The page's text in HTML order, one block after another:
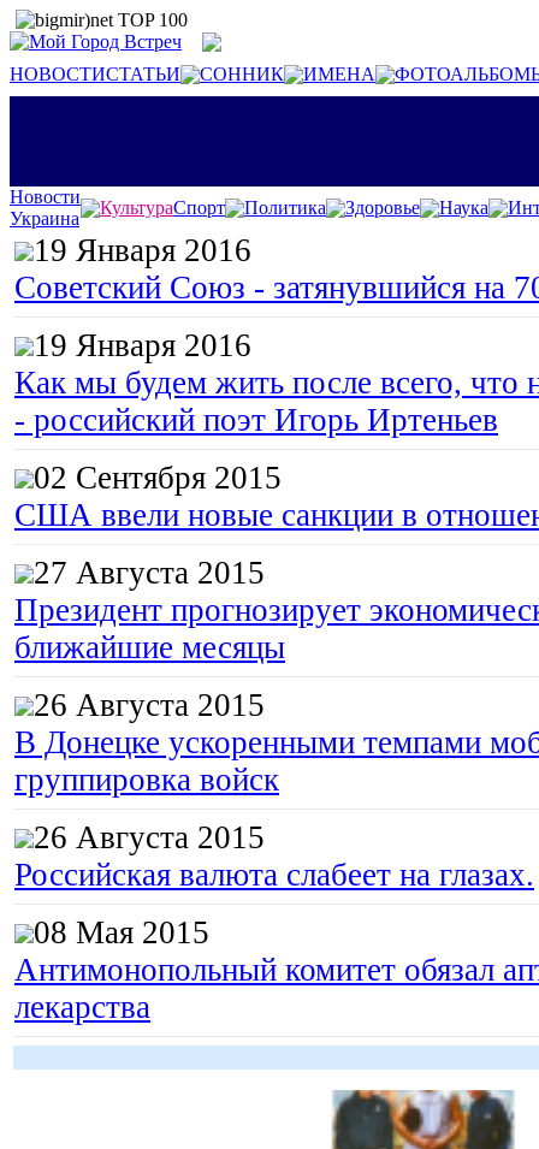
НОВОСТИСТАТЬИ СОННИК ИМЕНА
Новости
Украина
КультураСпорт Политика Здоровье Наука
19 Января 2016
Советский Союз - затянувшийся на
19 Января 2016
Как мы будем жить после всего, что
- российский поэт Игорь Иртеньев
02 Сентября 2015
США ввели новые санкции в
27 Августа 2015
Президент прогнозирует
ближайшие месяцы
26 Августа 2015
В Донецке ускоренными темпами
группировка войск
26 Августа 2015
Российская валюта слабеет на глазах.
08 Мая 2015
Антимонопольный комитет обязал
лекарства